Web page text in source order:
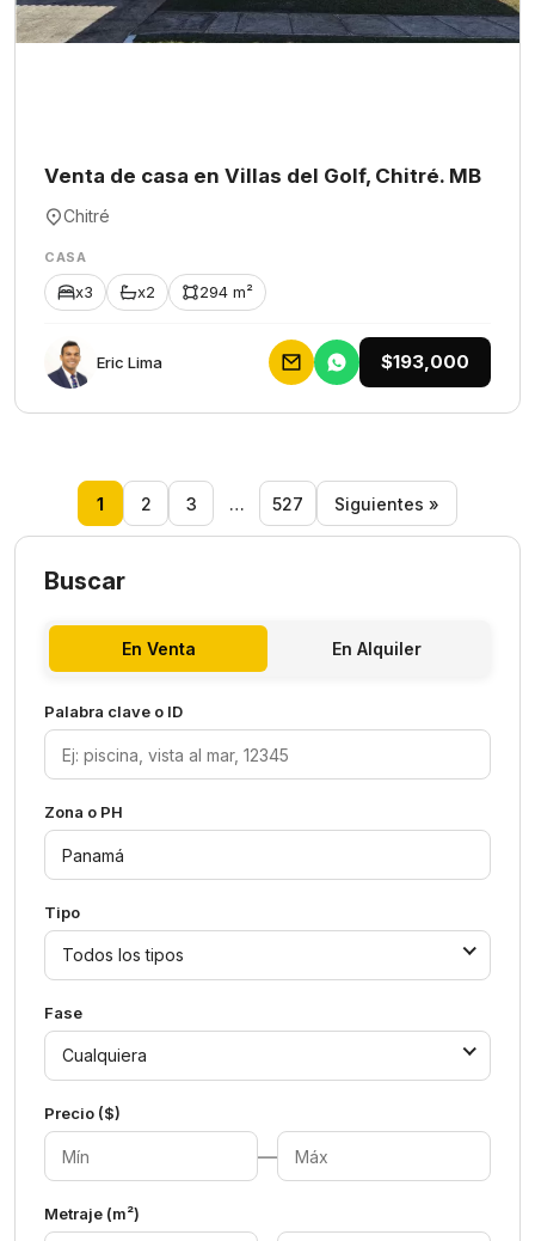
Venta de casa en Villas del Golf, Chitré. MB
Chitré
CASA
x3 x2 294 m²
Eric Lima $193,000
1 2 3 … 527 Siguientes »
Buscar
En Venta En Alquiler
Palabra clave o ID
Zona o PH
Tipo
Todos los tipos
Fase
Cualquiera
Precio ($)
—
Metraje (m²)